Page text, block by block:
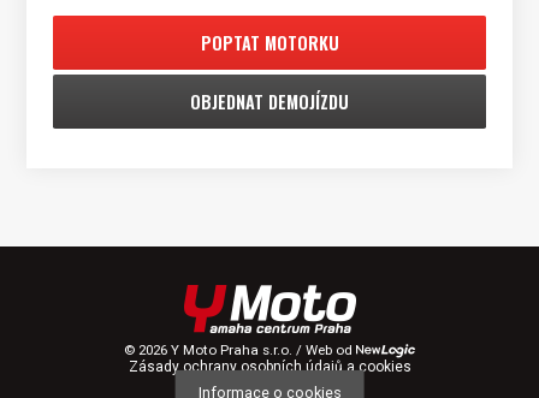
POPTAT MOTORKU
OBJEDNAT DEMOJÍZDU
© 2026 Y Moto Praha s.r.o. / Web od
Zásady ochrany osobních údajů a cookies